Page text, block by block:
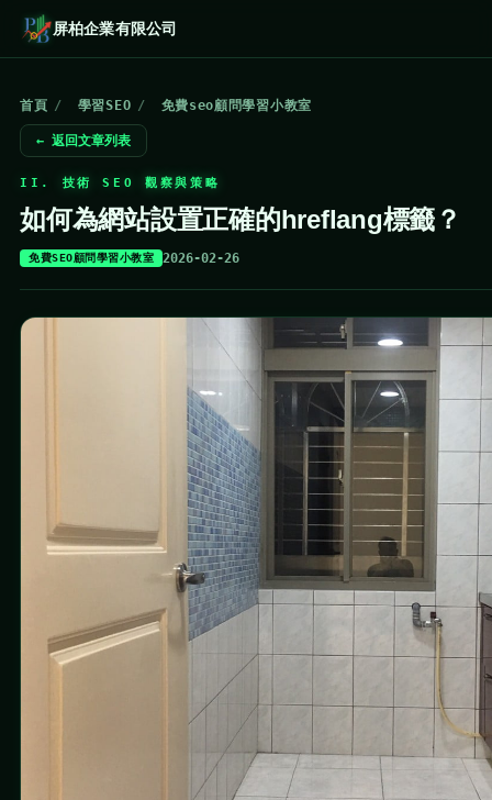
屏柏企業有限公司
首頁 / 學習SEO / 免費seo顧問學習小教室
← 返回文章列表
II. 技術 SEO 觀察與策略
如何為網站設置正確的hreflang標籤？
免費SEO顧問學習小教室 2026-02-26